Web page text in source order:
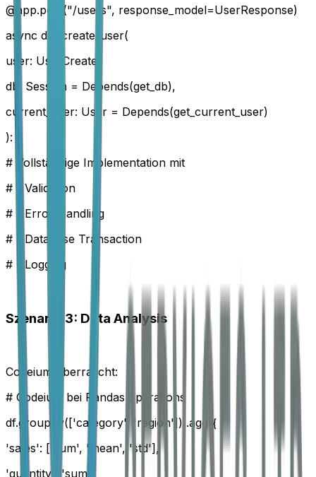
@app.post("/users", response_model=UserResponse)
async def create_user(
user: UserCreate,
db: Session = Depends(get_db),
current_user: User = Depends(get_current_user)
):
# Vollständige Implementation mit
# - Validation
# - Error Handling
# - Database Transaction
# - Logging
Szenario 3: Data Analysis
Codeium überrascht:
# Codeium bei Pandas operations
df.groupby(['category', 'region']) .agg({
'sales': ['sum', 'mean', 'std'],
'quantity': 'sum',